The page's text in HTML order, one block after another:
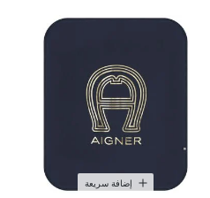
إضافة سريعة